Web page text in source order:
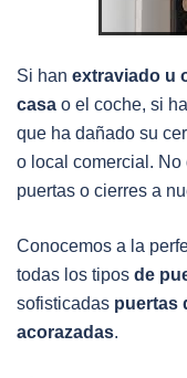
Si han extraviado u
casa o el coche, si
que ha dañado su
o local comercial. No
puertas o cierres a
Conocemos a la
todas los tipos de
sofisticadas puertas
acorazadas.